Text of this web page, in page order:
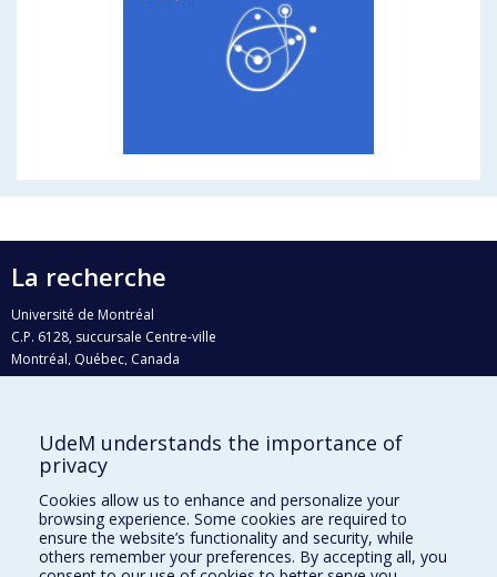
La recherche
Université de Montréal
C.P. 6128, succursale Centre-ville
Montréal, Québec, Canada
H3C 3J7
Qui fait quoi?
Nous trouver
Plan du site
Accessibilité
UdeM understands the importance of
privacy
Cookies allow us to enhance and personalize your
browsing experience. Some cookies are required to
ensure the website’s functionality and security, while
others remember your preferences. By accepting all, you